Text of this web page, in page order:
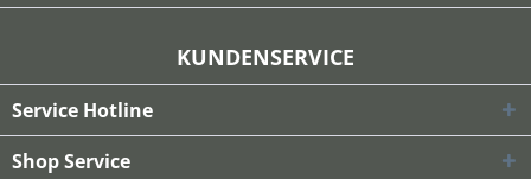
KUNDENSERVICE
Service Hotline
Shop Service